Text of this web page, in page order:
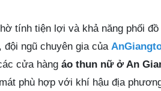
tính tiện lợi và khả năng phối đồ
ngũ chuyên gia của
cửa hàng áo thun nữ ở An
phù hợp với khí hậu địa